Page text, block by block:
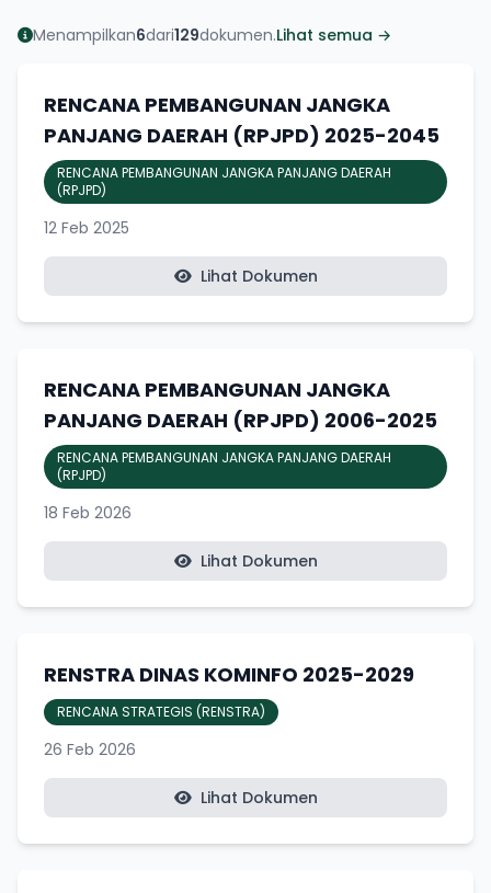
Menampilkan6dari129dokumen.Lihat semua →
RENCANA PEMBANGUNAN JANGKA
PANJANG DAERAH (RPJPD) 2025-2045
RENCANA PEMBANGUNAN JANGKA PANJANG DAERAH
(RPJPD)
12 Feb 2025
Lihat Dokumen
RENCANA PEMBANGUNAN JANGKA
PANJANG DAERAH (RPJPD) 2006-2025
RENCANA PEMBANGUNAN JANGKA PANJANG DAERAH
(RPJPD)
18 Feb 2026
Lihat Dokumen
RENSTRA DINAS KOMINFO 2025-2029
RENCANA STRATEGIS (RENSTRA)
26 Feb 2026
Lihat Dokumen